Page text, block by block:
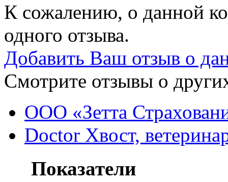
К сожалению, о данной
одного отзыва.
Добавить Ваш отзыв о
Смотрите отзывы о
ООО «Зетта
Doctor Хвост,
Показатели